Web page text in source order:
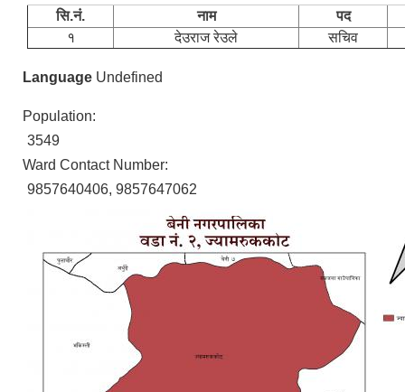
सि.नं.
नाम
पद
१
देउराज रेउले सचिव
Language Undefined
Population:
3549
Ward Contact Number:
9857640406, 9857647062